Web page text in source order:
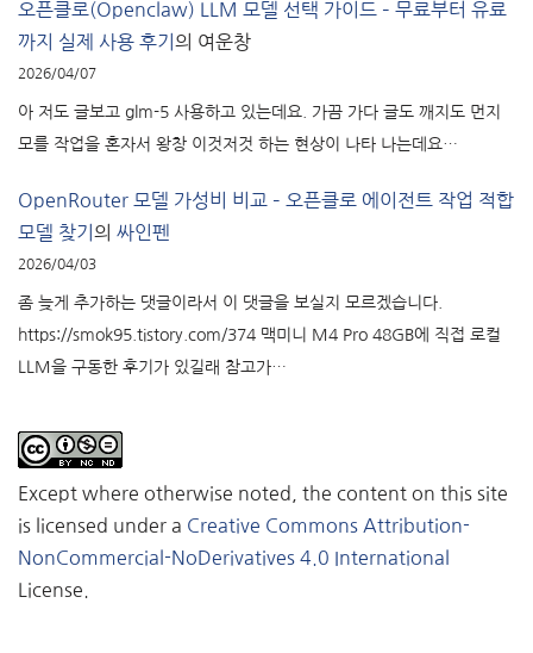
오픈클로(Openclaw) LLM 모델 선택 가이드 – 무료부터 유료
까지 실제 사용 후기 의 여운창
2026/04/07
아 저도 글보고 glm-5 사용하고 있는데요. 가끔 가다 글도 깨지도 먼지
모를 작업을 혼자서 왕창 이것저것 하는 현상이 나타 나는데요…
OpenRouter 모델 가성비 비교 – 오픈클로 에이전트 작업 적합
모델 찾기 의 싸인펜
2026/04/03
좀 늦게 추가하는 댓글이라서 이 댓글을 보실지 모르겠습니다.
https://smok95.tistory.com/374 맥미니 M4 Pro 48GB에 직접 로컬
LLM을 구동한 후기가 있길래 참고가…
Except where otherwise noted, the content on this site
is licensed under a Creative Commons Attribution-
NonCommercial-NoDerivatives 4.0 International
License.